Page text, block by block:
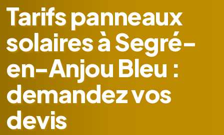
Tarifs panneaux
solaires à Segré-
en-Anjou Bleu :
demandez vos
devis